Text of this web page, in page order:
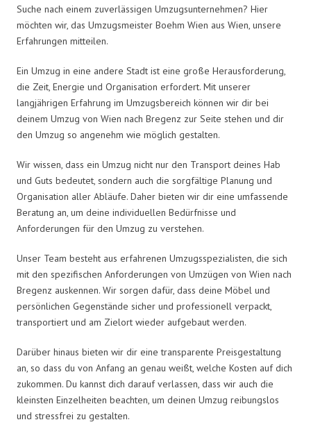
Suche nach einem zuverlässigen Umzugsunternehmen? Hier
möchten wir, das Umzugsmeister Boehm Wien aus Wien, unsere
Erfahrungen mitteilen.
Ein Umzug in eine andere Stadt ist eine große Herausforderung,
die Zeit, Energie und Organisation erfordert. Mit unserer
langjährigen Erfahrung im Umzugsbereich können wir dir bei
deinem Umzug von Wien nach Bregenz zur Seite stehen und dir
den Umzug so angenehm wie möglich gestalten.
Wir wissen, dass ein Umzug nicht nur den Transport deines Hab
und Guts bedeutet, sondern auch die sorgfältige Planung und
Organisation aller Abläufe. Daher bieten wir dir eine umfassende
Beratung an, um deine individuellen Bedürfnisse und
Anforderungen für den Umzug zu verstehen.
Unser Team besteht aus erfahrenen Umzugsspezialisten, die sich
mit den spezifischen Anforderungen von Umzügen von Wien nach
Bregenz auskennen. Wir sorgen dafür, dass deine Möbel und
persönlichen Gegenstände sicher und professionell verpackt,
transportiert und am Zielort wieder aufgebaut werden.
Darüber hinaus bieten wir dir eine transparente Preisgestaltung
an, so dass du von Anfang an genau weißt, welche Kosten auf dich
zukommen. Du kannst dich darauf verlassen, dass wir auch die
kleinsten Einzelheiten beachten, um deinen Umzug reibungslos
und stressfrei zu gestalten.